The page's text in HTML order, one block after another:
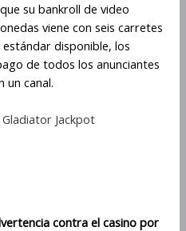
su bankroll de video
viene con seis carretes
disponible, los
de todos los anunciantes
un canal.
Jackpot
contra el casino por